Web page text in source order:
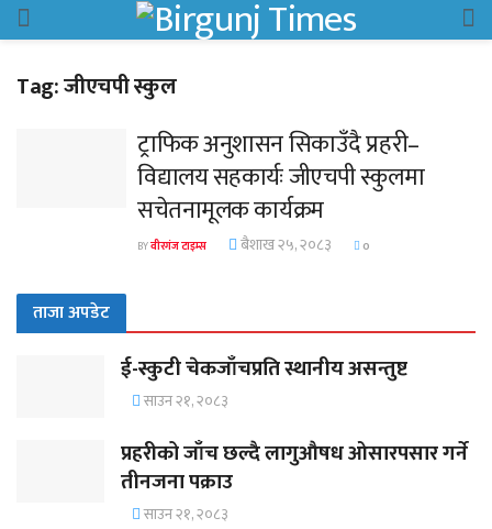
Tag:जीएचपी स्कुल
ट्राफिक अनुशासन सिकाउँदै प्रहरी–
विद्यालय सहकार्यः जीएचपी स्कुलमा
सचेतनामूलक कार्यक्रम
BYवीरगंज टाइम्स बैशाख २५, २०८३ 0
ताजा अपडेट
ई-स्कुटी चेकजाँचप्रति स्थानीय असन्तुष्ट
साउन २१, २०८३
प्रहरीको जाँच छल्दै लागुऔषध ओसारपसार गर्ने
तीनजना पक्राउ
साउन २१, २०८३